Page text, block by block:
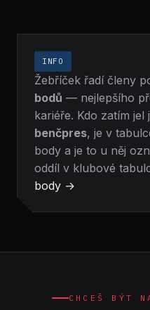
INFO
Žebříček řadí členy
bodů — nejlepšího
kariéře. Kdo zatím jel
benčpres, je v
body a je to u něj
oddíl v klubové
body →
CHCEŠ BÝT